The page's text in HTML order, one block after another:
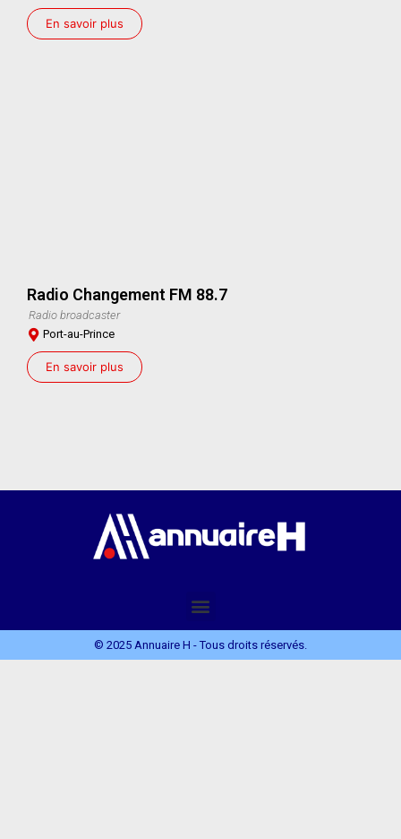
En savoir plus
Radio Changement FM 88.7
Radio broadcaster
Port-au-Prince
En savoir plus
© 2025 Annuaire H - Tous droits réservés.